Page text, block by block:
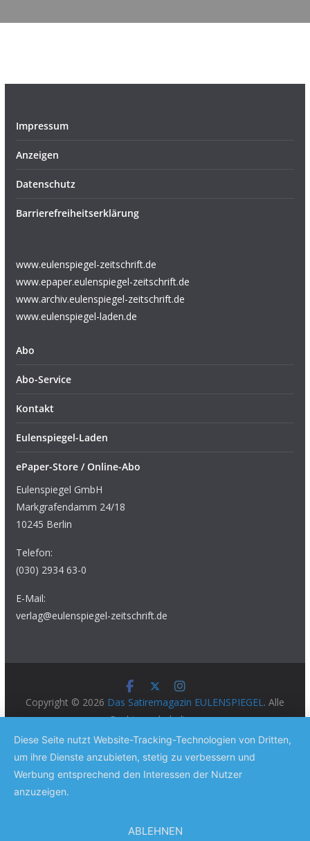
Impressum
Anzeigen
Datenschutz
Barrierefreiheitserklärung
www.eulenspiegel-zeitschrift.de
www.epaper.eulenspiegel-zeitschrift.de
www.archiv.eulenspiegel-zeitschrift.de
www.eulenspiegel-laden.de
Abo
Abo-Service
Kontakt
Eulenspiegel-Laden
ePaper-Store / Online-Abo
Eulenspiegel GmbH
Markgrafendamm 24/18
10245 Berlin
Telefon:
(030) 2934 63-0
E-Mail:
verlag@eulenspiegel-zeitschrift.de
Copyright © 2026 Das Satiremagazin EULENSPIEGEL. Alle
Rechte vorbehalten.
Theme:ColorMag Provon ThemeGrill. Präsentiert von
WordPress.
Diese Seite nutzt Website-Tracking-Technologien von Dritten,
um ihre Dienste anzubieten, stetig zu verbessern und
Werbung entsprechend den Interessen der Nutzer
anzuzeigen.
ABLEHNEN